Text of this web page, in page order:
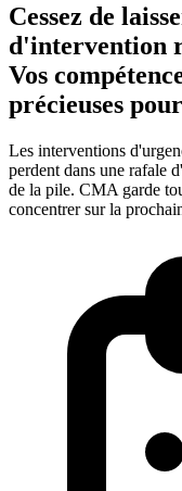
Cessez de
d'intervention
Vos
précieuses
Les interventions
perdent dans une rafale
de la pile. CMA garde
concentrer sur la